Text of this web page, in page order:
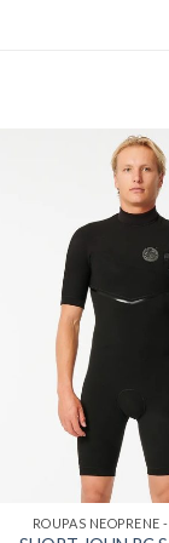
ROUPAS NEOPRENE